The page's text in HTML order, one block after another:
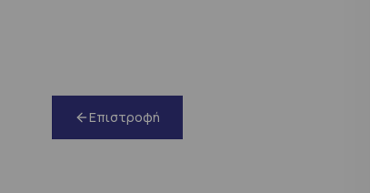
Επιστροφή